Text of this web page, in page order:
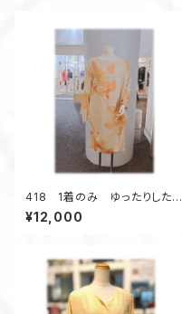
418 1着のみ ゆったりしたワ
ンピース コクーンワンピー
ス 正絹着物リメイク シル
¥12,000